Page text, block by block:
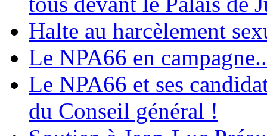
Halte au harcèlement
Le NPA66 en
Le NPA66 et ses
du Conseil général !